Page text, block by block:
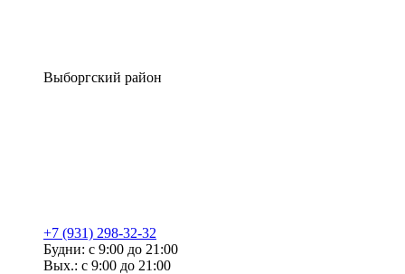
Выборгский район
+7 (931) 298-32-32
Будни: с 9:00 до 21:00
Вых.: с 9:00 до 21:00